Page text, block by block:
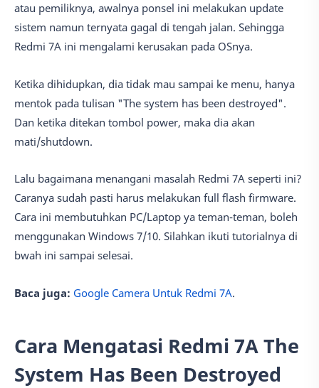
atau pemiliknya, awalnya ponsel ini melakukan update
sistem namun ternyata gagal di tengah jalan. Sehingga
Redmi 7A ini mengalami kerusakan pada OSnya.
Ketika dihidupkan, dia tidak mau sampai ke menu, hanya
mentok pada tulisan "The system has been destroyed".
Dan ketika ditekan tombol power, maka dia akan
mati/shutdown.
Lalu bagaimana menangani masalah Redmi 7A seperti ini?
Caranya sudah pasti harus melakukan full flash firmware.
Cara ini membutuhkan PC/Laptop ya teman-teman, boleh
menggunakan Windows 7/10. Silahkan ikuti tutorialnya di
bwah ini sampai selesai.
Baca juga: Google Camera Untuk Redmi 7A.
Cara Mengatasi Redmi 7A The
System Has Been Destroyed